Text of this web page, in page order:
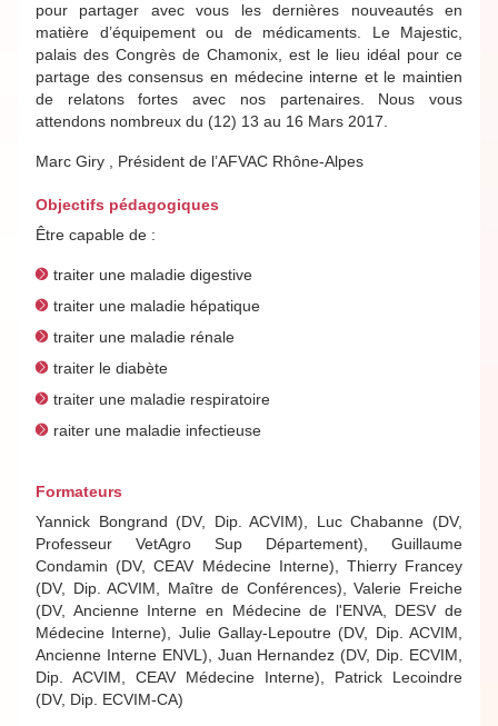
pour partager avec vous les dernières nouveautés en
matière d’équipement ou de médicaments. Le Majestic,
palais des Congrès de Chamonix, est le lieu idéal pour ce
partage des consensus en médecine interne et le maintien
de relatons fortes avec nos partenaires. Nous vous
attendons nombreux du (12) 13 au 16 Mars 2017.
Marc Giry , Président de l’AFVAC Rhône-Alpes
Objectifs pédagogiques
Être capable de :
traiter une maladie digestive
traiter une maladie hépatique
traiter une maladie rénale
traiter le diabète
traiter une maladie respiratoire
raiter une maladie infectieuse
Formateurs
Yannick Bongrand (DV, Dip. ACVIM), Luc Chabanne (DV,
Professeur VetAgro Sup Département), Guillaume
Condamin (DV, CEAV Médecine Interne), Thierry Francey
(DV, Dip. ACVIM, Maître de Conférences), Valerie Freiche
(DV, Ancienne Interne en Médecine de l'ENVA, DESV de
Médecine Interne), Julie Gallay-Lepoutre (DV, Dip. ACVIM,
Ancienne Interne ENVL), Juan Hernandez (DV, Dip. ECVIM,
Dip. ACVIM, CEAV Médecine Interne), Patrick Lecoindre
(DV, Dip. ECVIM-CA)